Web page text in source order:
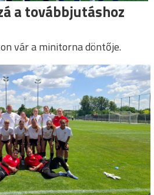
a továbbjutáshoz
vár a minitorna döntője.